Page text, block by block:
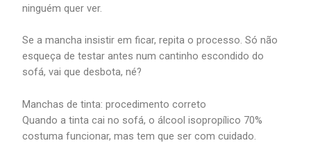
ninguém quer ver.
Se a mancha insistir em ficar, repita o processo. Só não
esqueça de testar antes num cantinho escondido do
sofá, vai que desbota, né?
Manchas de tinta: procedimento correto
Quando a tinta cai no sofá, o álcool isopropílico 70%
costuma funcionar, mas tem que ser com cuidado.